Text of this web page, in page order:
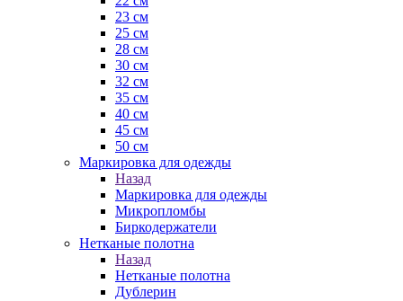
23 см
25 см
28 см
30 см
32 см
35 см
40 см
45 см
50 см
Маркировка для одежды
Назад
Маркировка для одежды
Микропломбы
Биркодержатели
Нетканые полотна
Назад
Нетканые полотна
Дублерин